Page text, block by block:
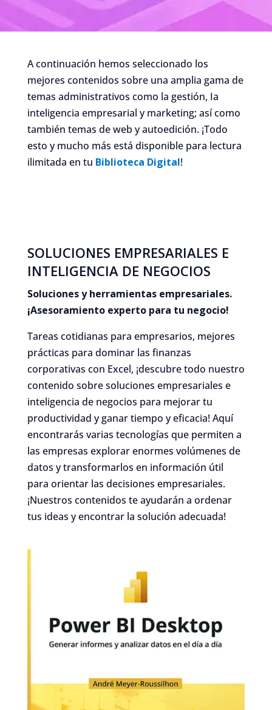
A continuación hemos seleccionado los
mejores contenidos sobre una amplia gama de
temas administrativos como la gestión, Ia
inteligencia empresarial y marketing; así como
también temas de web y autoedición. ¡Todo
esto y mucho más está disponible para lectura
ilimitada en tu Biblioteca Digital!
SOLUCIONES EMPRESARIALES E
INTELIGENCIA DE NEGOCIOS
Soluciones y herramientas empresariales.
¡Asesoramiento experto para tu negocio!
Tareas cotidianas para empresarios, mejores
prácticas para dominar las finanzas
corporativas con Excel, ¡descubre todo nuestro
contenido sobre soluciones empresariales e
inteligencia de negocios para mejorar tu
productividad y ganar tiempo y eficacia! Aquí
encontrarás varias tecnologías que permiten a
las empresas explorar enormes volúmenes de
datos y transformarlos en información útil
para orientar las decisiones empresariales.
¡Nuestros contenidos te ayudarán a ordenar
tus ideas y encontrar la solución adecuada!